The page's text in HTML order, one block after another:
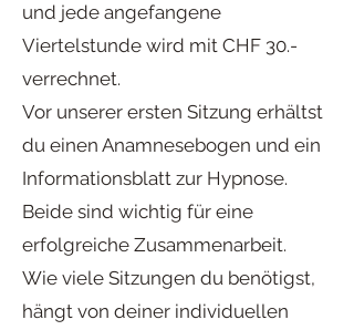
und jede angefangene
Viertelstunde wird mit CHF 30.-
verrechnet.
Vor unserer ersten Sitzung erhältst
du einen Anamnesebogen und ein
Informationsblatt zur Hypnose.
Beide sind wichtig für eine
erfolgreiche Zusammenarbeit.
Wie viele Sitzungen du benötigst,
hängt von deiner individuellen